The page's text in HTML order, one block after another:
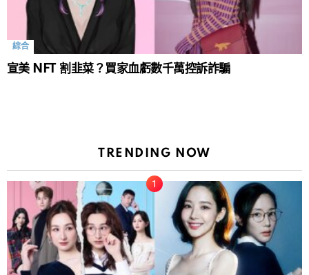
綜合
宣美 NFT 割韭菜？買家血虧數千萬控訴詐騙
TRENDING NOW